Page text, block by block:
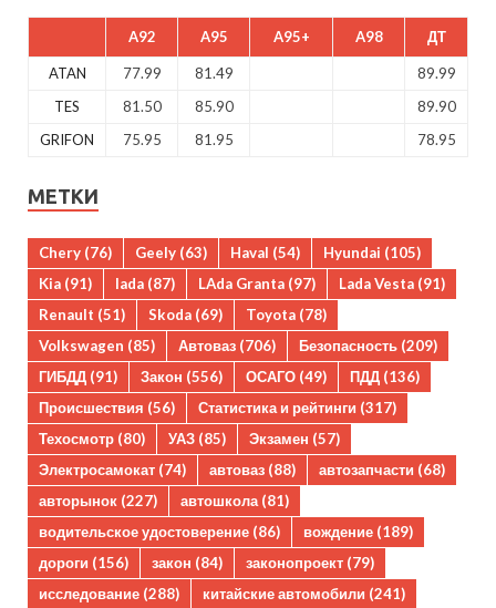
A92 A95 A95+ A98 ДТ
ATAN 77.99 81.49
89.99
TES
81.50 85.90
89.90
GRIFON
75.95 81.95 78.95
МЕТКИ
Chery (76) Geely (63) Haval (54) Hyundai (105)
Kia (91) lada (87) LAda Granta (97) Lada Vesta (91)
Renault (51) Skoda (69) Toyota (78)
Volkswagen (85) Автоваз (706) Безопасность (209)
ГИБДД (91) Закон (556) ОСАГО (49) ПДД (136)
Происшествия (56) Статистика и рейтинги (317)
Техосмотр (80) УАЗ (85) Экзамен (57)
Электросамокат (74) автоваз (88) автозапчасти (68)
авторынок (227) автошкола(81)
водительское удостоверение (86) вождение (189)
дороги (156) закон (84) законопроект (79)
исследование (288) китайские автомобили (241)